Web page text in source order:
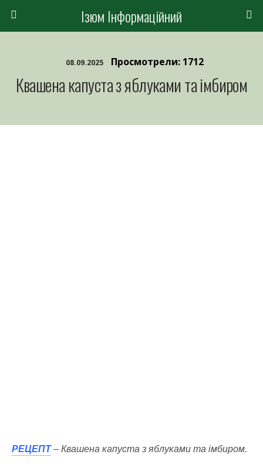
Ізюм Інформаційний
08.09.2025 Просмотрели: 1712
Квашена капуста з яблуками та імбиром
РЕЦЕПТ– Квашена капуста з яблуками та імбиром.